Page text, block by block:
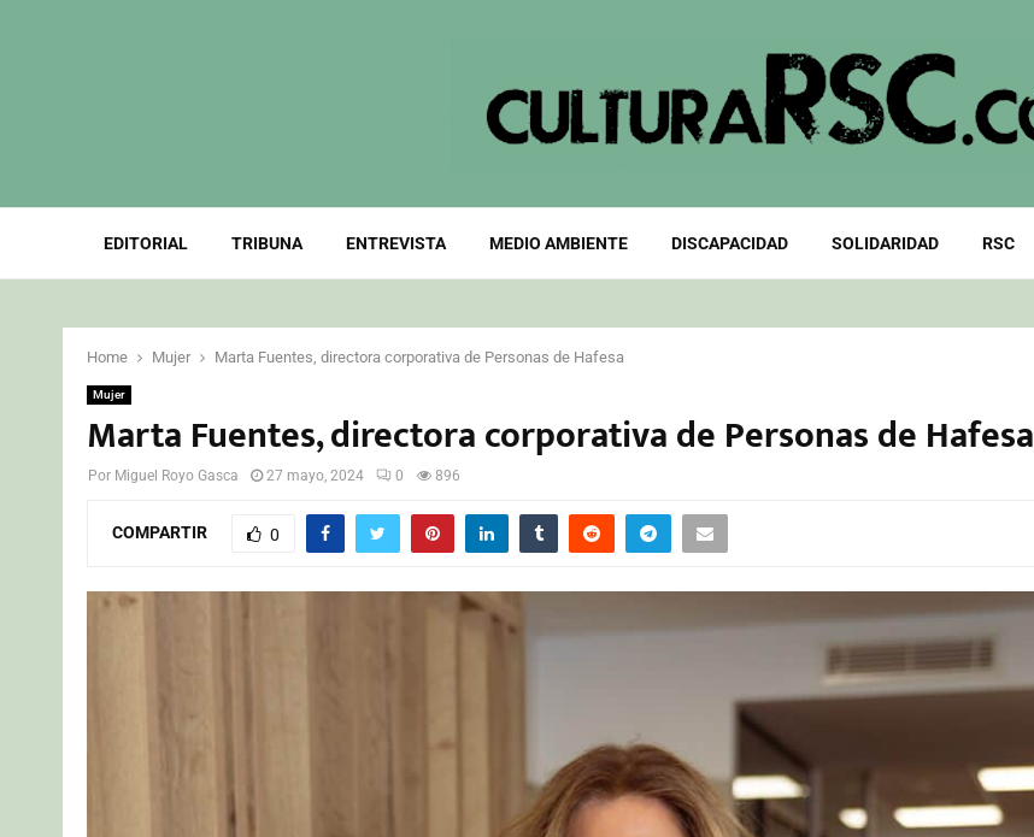
EDITORIAL TRIBUNA ENTREVISTA MEDIO AMBIENTE DISCAPACIDAD SOLIDARIDAD RSC
Home Mujer Marta Fuentes, directora corporativa de Personas de Hafesa
Mujer
Marta Fuentes, directora corporativa de Personas de Hafesa
Por Miguel Royo Gasca 27 mayo, 2024 0 896
COMPARTIR 0